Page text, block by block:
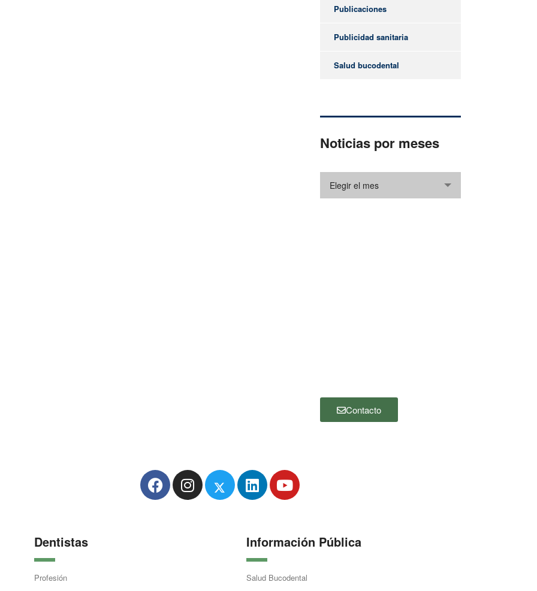
Publicaciones
Publicidad sanitaria
Salud bucodental
Noticias por meses
Elegir el mes
Contacto
Dentistas
Profesión
Información Pública
Salud Bucodental